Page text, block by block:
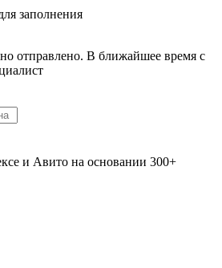
заполнения
отправлено. В ближайшее время с
и Авито на основании 300+